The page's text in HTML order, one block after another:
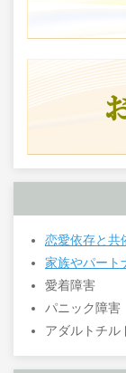
恋愛依存と共
家族やパート
愛着障害
パニック障害
アダルトチル